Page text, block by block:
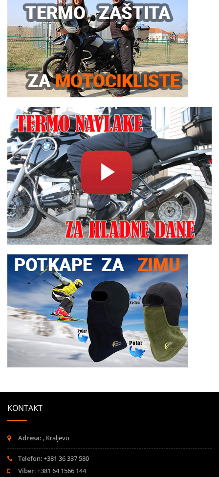
KONTAKT
Adresa: , Kraljevo
Telefon: +381 36 337 580
Viber: +381 64 1566 144